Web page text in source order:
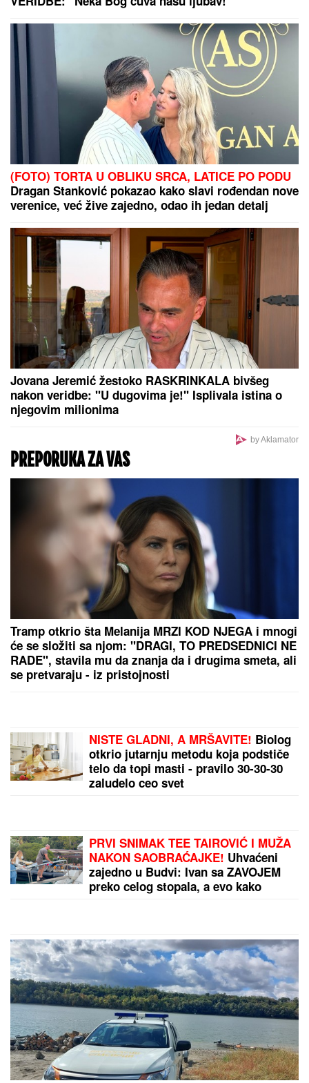
(FOTO) TORTA U OBLIKU SRCA, LATICE PO PODU
Dragan Stanković pokazao kako slavi rođendan nove
verenice, već žive zajedno, odao ih jedan detalj
Jovana Jeremić žestoko RASKRINKALA bivšeg
nakon veridbe: "U dugovima je!" Isplivala istina o
njegovim milionima
by Aklamator
PREPORUKA ZA VAS
Tramp otkrio šta Melanija MRZI KOD NJEGA i mnogi
će se složiti sa njom: "DRAGI, TO PREDSEDNICI NE
RADE", stavila mu da znanja da i drugima smeta, ali
se pretvaraju - iz pristojnosti
NISTE GLADNI, A MRŠAVITE! Biolog
otkrio jutarnju metodu koja podstiče
telo da topi masti - pravilo 30-30-30
zaludelo ceo svet
PRVI SNIMAK TEE TAIROVIĆ I MUŽA
NAKON SAOBRAĆAJKE! Uhvaćeni
zajedno u Budvi: Ivan sa ZAVOJEM
preko celog stopala, a evo kako